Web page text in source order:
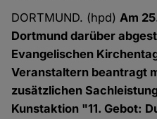
DORTMUND. (hpd)Am
Dortmund darüber
Evangelischen
Veranstaltern beantragt
zusätzlichen
Kunstaktion "11. Gebot: